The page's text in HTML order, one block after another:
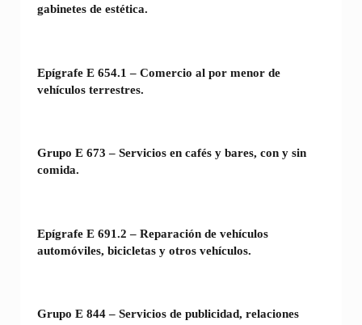
gabinetes de estética.
Epígrafe E 654.1 – Comercio al por menor de
vehículos terrestres.
Grupo E 673 – Servicios en cafés y bares, con y sin
comida.
Epígrafe E 691.2 – Reparación de vehículos
automóviles, bicicletas y otros vehículos.
Grupo E 844 – Servicios de publicidad, relaciones